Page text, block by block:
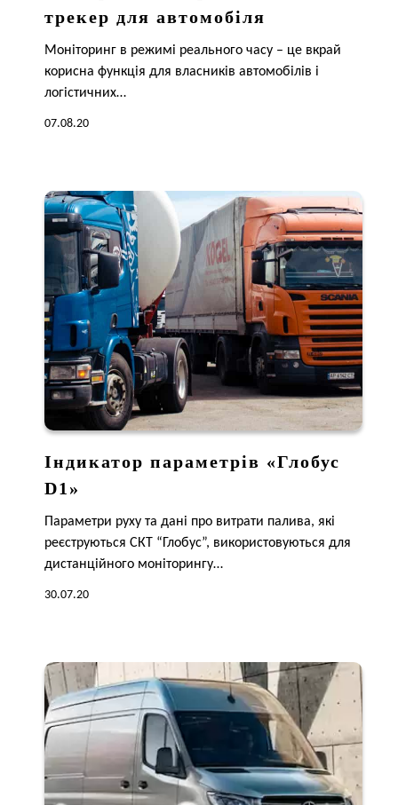
трекер для автомобіля
Моніторинг в режимі реального часу – це вкрай
корисна функція для власників автомобілів і
логістичних…
07.08.20
Iндикатор параметрів «Глобус
D1»
Параметри руху та дані про витрати палива, які
реєструються СКТ “Глобус”, використовуються для
дистанційного моніторингу…
30.07.20